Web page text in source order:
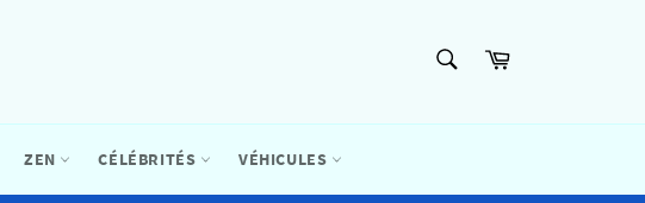
Panier
ZEN CÉLÉBRITÉS VÉHICULES